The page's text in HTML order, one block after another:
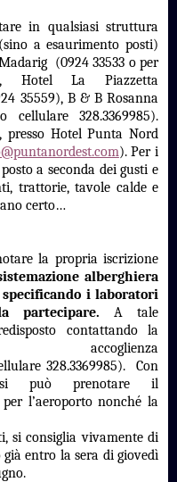
in qualsiasi struttura
a esaurimento posti)
(0924 33533 o per
Hotel La Piazzetta
35559), B & B Rosanna
328.3369985).
presso Hotel Punta Nord
). Per i
a seconda dei gusti e
trattorie, tavole calde e
certo…
la propria iscrizione
alberghiera
i laboratori
partecipare. A tale
contattando la
328.3369985). Con
può prenotare il
per l’aeroporto nonché la
si consiglia vivamente di
entro la sera di giovedì